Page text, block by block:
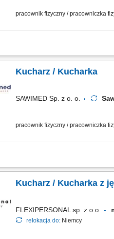
pracownik fizyczny / pracowniczka
Opis stanowiska Aktywny udział w
Kucharz / Kucharka
SAWIMED Sp. z o. o.
pracownik fizyczny / pracowniczka
Opis stanowiska Przygotowywanie
Kucharz / Kucharka z
FLEXIPERSONAL sp. z o.o.
relokacja do: Niemcy